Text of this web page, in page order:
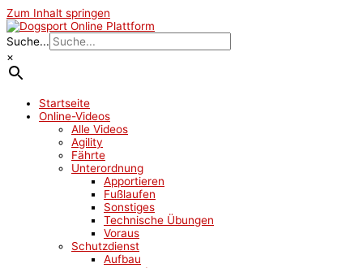
Zum Inhalt springen
Suche...
×
Startseite
Online-Videos
Alle Videos
Agility
Fährte
Unterordnung
Apportieren
Fußlaufen
Sonstiges
Technische Übungen
Voraus
Schutzdienst
Aufbau